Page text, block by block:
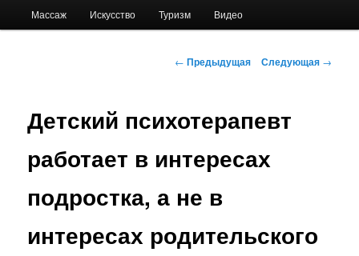
к
Массаж Искусство Туризм Видео
Навигация
← Предыдущая Следующая →
Детский психотерапевт
работает в интересах
подростка, а не в
интересах родительского